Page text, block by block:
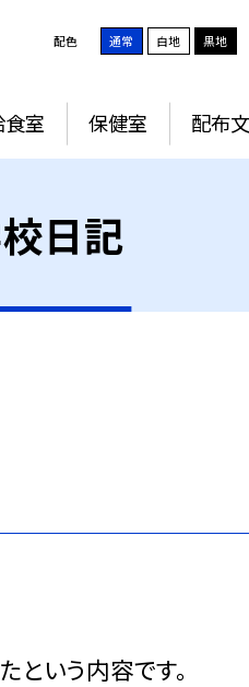
配色 通常 白地 黒地
食室 保健室 配布
日記
いう内容です。